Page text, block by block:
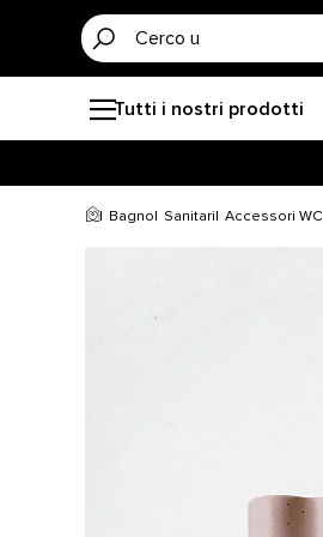
Tutti i nostri prodotti
Bagno Sanitari Accessori WC